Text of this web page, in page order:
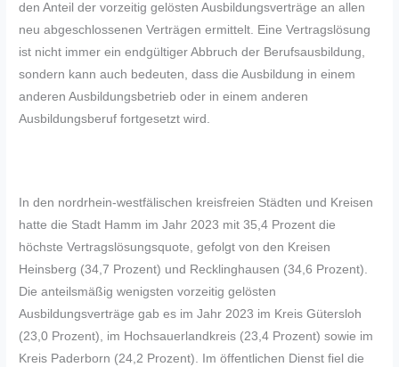
den Anteil der vorzeitig gelösten Ausbildungsverträge an allen
neu abgeschlossenen Verträgen ermittelt. Eine Vertragslösung
ist nicht immer ein endgültiger Abbruch der Berufsausbildung,
sondern kann auch bedeuten, dass die Ausbildung in einem
anderen Ausbildungsbetrieb oder in einem anderen
Ausbildungsberuf fortgesetzt wird.
In den nordrhein-westfälischen kreisfreien Städten und Kreisen
hatte die Stadt Hamm im Jahr 2023 mit 35,4 Prozent die
höchste Vertragslösungsquote, gefolgt von den Kreisen
Heinsberg (34,7 Prozent) und Recklinghausen (34,6 Prozent).
Die anteilsmäßig wenigsten vorzeitig gelösten
Ausbildungsverträge gab es im Jahr 2023 im Kreis Gütersloh
(23,0 Prozent), im Hochsauerlandkreis (23,4 Prozent) sowie im
Kreis Paderborn (24,2 Prozent). Im öffentlichen Dienst fiel die